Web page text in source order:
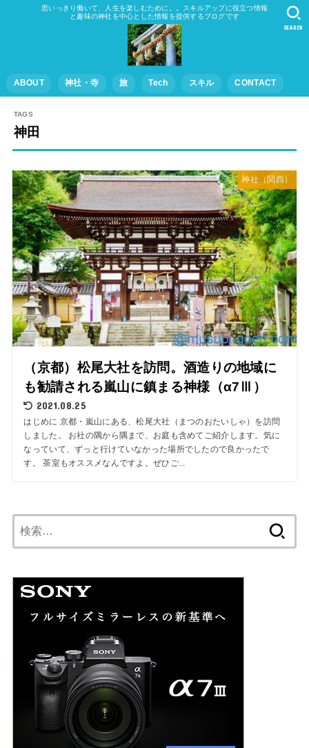
思いっきり働いて、人生を楽しむために。。スキルアップに役立つ情報
と趣味の神社を中心とした情報を提供するブログです
ABOUT 神社・寺 旅 Tech スキル CONTACT
SEARCH
神田
神社（関西）
（京都）松尾大社を訪問。酒造りの地域に
も勧請される嵐山に鎮まる神様（α7Ⅲ）
2021.08.25
はじめに 京都・嵐山にある、松尾大社（まつのおたいしゃ）を訪問
しました。 お社の隅から隅まで、お庭も含めてご紹介します。気に
なっていて、ずっと行けていなかった場所でしたので良かったで
す。 茶室もオススメなんですよ。ぜひご...
索: